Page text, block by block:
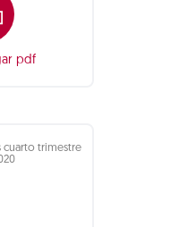
pdf
cuarto trimestre